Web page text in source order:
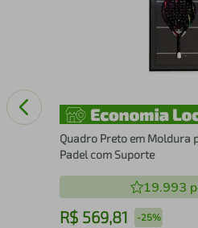
Quadro Preto em Moldura
Padel com Suporte
19.993
R$ 569,81 -25%